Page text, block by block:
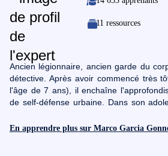
11 ressources
Ancien légionnaire, ancien garde du
détective. Après avoir commencé très
l'âge de 7 ans), il enchaîne
de self-défense urbaine. Dans son
rangs de la Légion étrangère
En apprendre plus sur Marco Garcia